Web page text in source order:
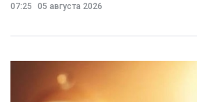
07:25 05 августа 2026